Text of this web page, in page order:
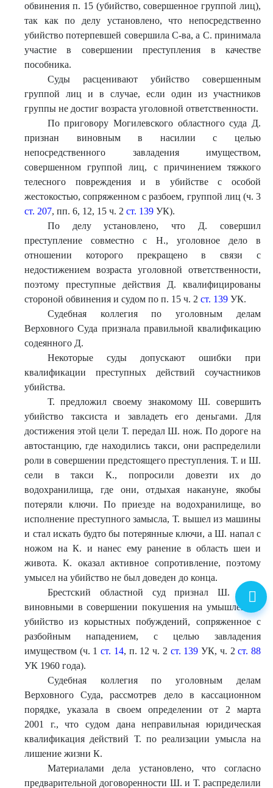
обвинения п. 15 (убийство, совершенное группой лиц),
так как по делу установлено, что непосредственно
убийство потерпевшей совершила С-ва, а С. принимала
участие в совершении преступления в качестве
пособника.
Суды расценивают убийство совершенным
группой лиц и в случае, если один из участников
группы не достиг возраста уголовной ответственности.
По приговору Могилевского областного суда Д.
признан виновным в насилии с целью
непосредственного завладения имуществом,
совершенном группой лиц, с причинением тяжкого
телесного повреждения и в убийстве с особой
жестокостью, сопряженном с разбоем, группой лиц (ч. 3
ст. 207, пп. 6, 12, 15 ч. 2 ст. 139 УК).
По делу установлено, что Д. совершил
преступление совместно с Н., уголовное дело в
отношении которого прекращено в связи с
недостижением возраста уголовной ответственности,
поэтому преступные действия Д. квалифицированы
стороной обвинения и судом по п. 15 ч. 2 ст. 139 УК.
Судебная коллегия по уголовным делам
Верховного Суда признала правильной квалификацию
содеянного Д.
Некоторые суды допускают ошибки при
квалификации преступных действий соучастников
убийства.
Т. предложил своему знакомому Ш. совершить
убийство таксиста и завладеть его деньгами. Для
достижения этой цели Т. передал Ш. нож. По дороге на
автостанцию, где находились такси, они распределили
роли в совершении предстоящего преступления. Т. и Ш.
сели в такси К., попросили довезти их до
водохранилища, где они, отдыхая накануне, якобы
потеряли ключи. По приезде на водохранилище, во
исполнение преступного замысла, Т. вышел из машины
и стал искать будто бы потерянные ключи, а Ш. напал с
ножом на К. и нанес ему ранение в область шеи и
живота. К. оказал активное сопротивление, поэтому
умысел на убийство не был доведен до конца.
Брестский областной суд признал Ш. и Т.
виновными в совершении покушения на умышленное
убийство из корыстных побуждений, сопряженное с
разбойным нападением, с целью завладения
имуществом (ч. 1ст. 14, п. 12 ч. 2 ст. 139 УК, ч. 2ст. 88
УК 1960 года).
Судебная коллегия по уголовным делам
Верховного Суда, рассмотрев дело в кассационном
порядке, указала в своем определении от 2 марта
2001 г., что судом дана неправильная юридическая
квалификация действий Т. по реализации умысла на
лишение жизни К.
Материалами дела установлено, что согласно
предварительной договоренности Ш. и Т. распределили